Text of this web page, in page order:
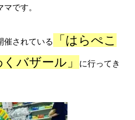
です。
催されている
「はらぺこ
バザール」
に行ってき